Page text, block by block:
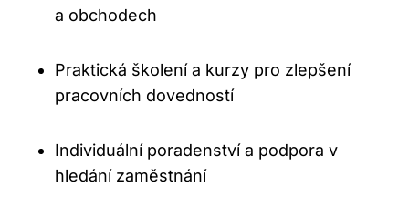
a obchodech
Praktická školení a kurzy pro zlepšení
pracovních dovedností
Individuální poradenství a podpora v
hledání zaměstnání